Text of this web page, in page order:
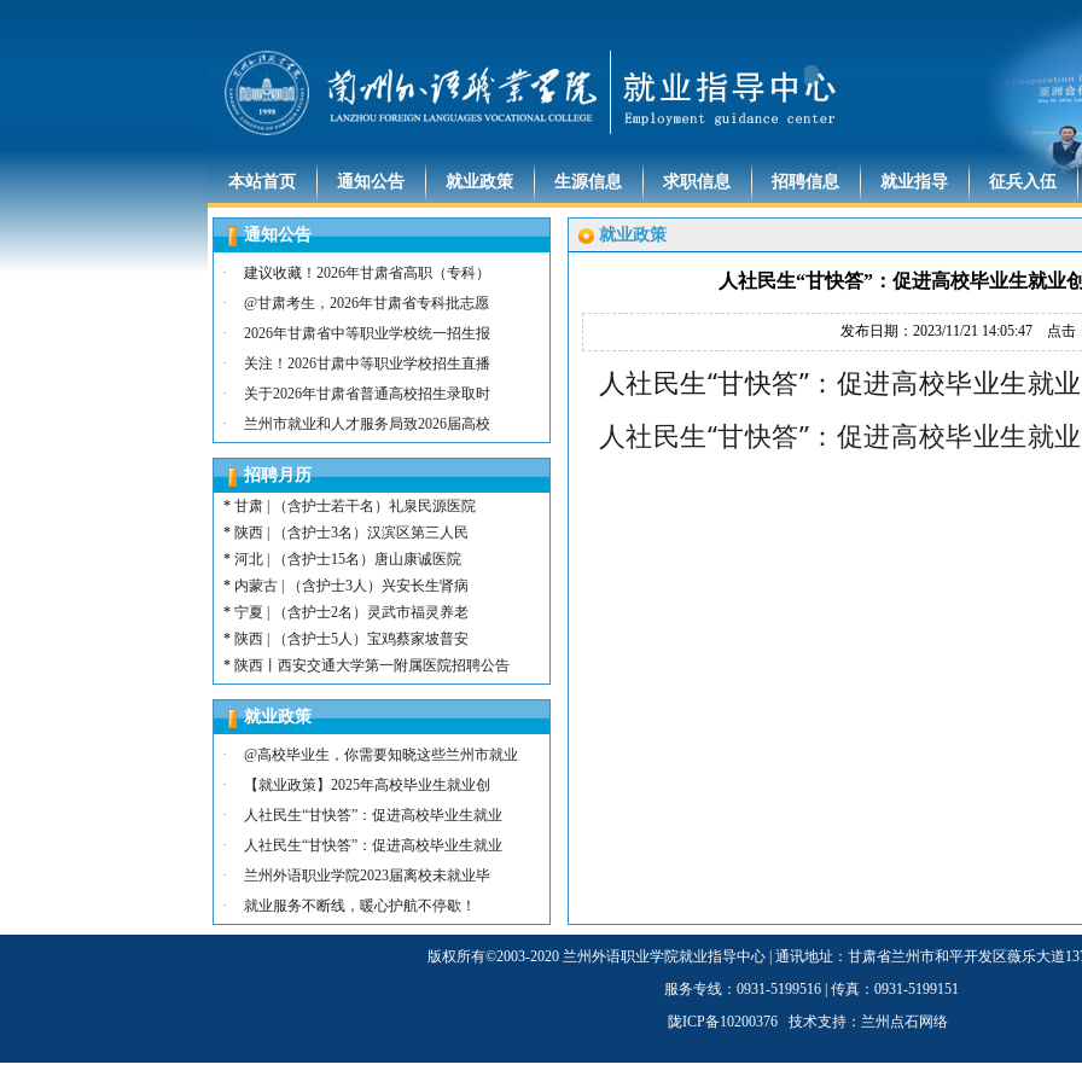
本站首页 通知公告 就业政策 生源信息 求职信息 招聘信息 就业指导 征兵入伍
通知公告
·
建议收藏！2026年甘肃省高职（专科）
·
@甘肃考生，2026年甘肃省专科批志愿
·
2026年甘肃省中等职业学校统一招生报
·
关注！2026甘肃中等职业学校招生直播
·
关于2026年甘肃省普通高校招生录取时
·
兰州市就业和人才服务局致2026届高校
招聘月历
*河北 | （含护士15名）唐山康诚医院
内蒙古 | （含护士3人）兴安长生肾病
宁夏 | （含护士2名）灵武市福灵养老
河北 | （含护士6人）吴桥县中西医结
河北 | 宝石花定州市第二医院医养中心
*
宁夏 | （含幼师3名）银川市西夏区第
*陕西 | 榆林市第二十四幼儿园招聘启事
* 甘肃 | （含护士若干名）礼泉民源医院
* 陕西 | （含护士3名）汉滨区第三人民
* 河北 | （含护士15名）唐山康诚医院
* 内蒙古 | （含护士3人）兴安长生肾病
* 宁夏 | （含护士2名）灵武市福灵养老
* 陕西 | （含护士5人）宝鸡蔡家坡普安
* 陕西丨西安交通大学第一附属医院招聘公告
*河北 | 宝石花定州市第二医院医养中心
宁夏 | （含幼师3名）银川市西夏区第
甘肃 | （含护士若干名）礼泉民源医院
陕西 | （含护士3名）汉滨区第三人民
就业政策
·
@高校毕业生，你需要知晓这些兰州市就业
·
【就业政策】2025年高校毕业生就业创
·
人社民生“甘快答”：促进高校毕业生就业
·
人社民生“甘快答”：促进高校毕业生就业
·
兰州外语职业学院2023届离校未就业毕
·
就业服务不断线，暖心护航不停歇！
就业政策
人社民生“甘快答”：促进高校毕业生就业
发布日期：2023/11/21 14:05:47 点击
人社民生“甘快答”：促进高校毕业生就
人社民生“甘快答”：促进高校毕业生就
版权所有©2003-2020 兰州外语职业学院就业指导中心 | 通讯地址：甘肃省兰州市和平开发区薇乐大道
服务专线：0931-5199516 | 传真：0931-5199151
陇ICP备10200376 技术支持： 兰州点石网络